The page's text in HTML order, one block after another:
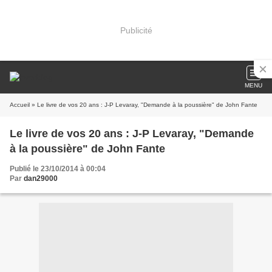
Publicité
MENU
Accueil » Le livre de vos 20 ans : J-P Levaray, "Demande à la poussière" de John Fante
Le livre de vos 20 ans : J-P Levaray, "Demande
à la poussière" de John Fante
Publié le 23/10/2014 à 00:04
Par dan29000